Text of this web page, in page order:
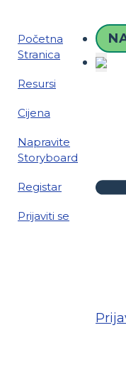
Početna
Stranica
Resursi
Cijena
Napravite
Storyboard
Registar
Prijaviti se